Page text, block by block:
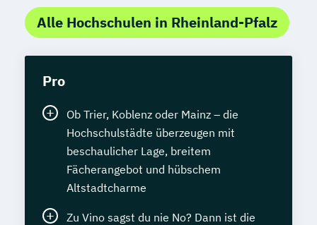
Alle Hochschulen in Rheinland-Pfalz
Pro
Ob Trier, Koblenz oder Mainz – die
Hochschulstädte überzeugen mit
beschaulicher Lage, breitem
Fächerangebot und hübschem
Altstadtcharme
Zu Vino sagst du nie No? Dann ist die